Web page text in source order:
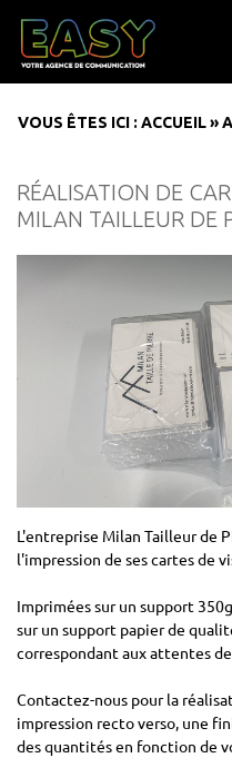
VOUS ÊTES ICI : ACCUEIL»
RÉALISATION DE
MILAN TAILLEUR DE
L'entreprise Milan Tailleur de
l'impression de ses cartes de
Imprimées sur un support
sur un support papier de
correspondant aux attentes
Contactez-nous pour la
impression recto verso, une
des quantités en fonction de